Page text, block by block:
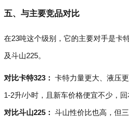
五、与主要竞品对比
在23吨这个级别，它的主要对手是卡
及斗山225。
对比卡特323： 卡特力量更大、液压
1-2升/小时，且新车价格便宜不少，回
对比斗山225： 斗山性价比也高，但